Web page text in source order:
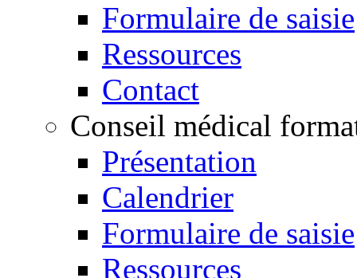
Formulaire de saisie
Ressources
Contact
Conseil médical
Présentation
Calendrier
Formulaire de saisie
Ressources